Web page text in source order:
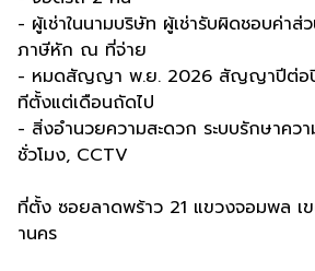
- ผู้เช่าในนามบริษัท ผู้เช่ารับผิดชอบค่าส่
ภาษีหัก ณ ที่จ่าย
- หมดสัญญา พ.ย. 2026 สัญญาปีต่อปี
ทีตั้งแต่เดือนถัดไป
- สิ่งอำนวยความสะดวก ระบบรักษาค
ชั่วโมง, CCTV
ที่ตั้ง ซอยลาดพร้าว 21 แขวงจอมพล เ
านคร